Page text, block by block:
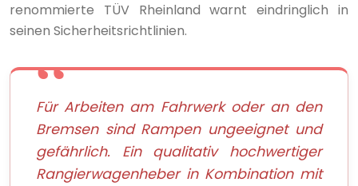
renommierte TÜV Rheinland warnt eindringlich in
seinen Sicherheitsrichtlinien.
Für Arbeiten am Fahrwerk oder an den
Bremsen sind Rampen ungeeignet und
gefährlich. Ein qualitativ hochwertiger
Rangierwagenheber in Kombination mit